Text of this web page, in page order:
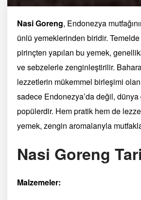
Nasi Goreng, Endonezya
ünlü yemeklerinden biridir. Temelde
pirinçten yapılan bu yemek,
ve sebzelerle zenginleştirilir.
lezzetlerin mükemmel birleşimi
sadece Endonezya’da değil,
popülerdir. Hem pratik hem de
yemek, zengin aromalarıyla
Nasi Goreng
Malzemeler: